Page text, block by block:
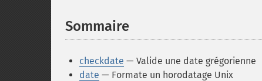
Sommaire
checkdate — Valide une date grégorienne
date — Formate un horodatage Unix